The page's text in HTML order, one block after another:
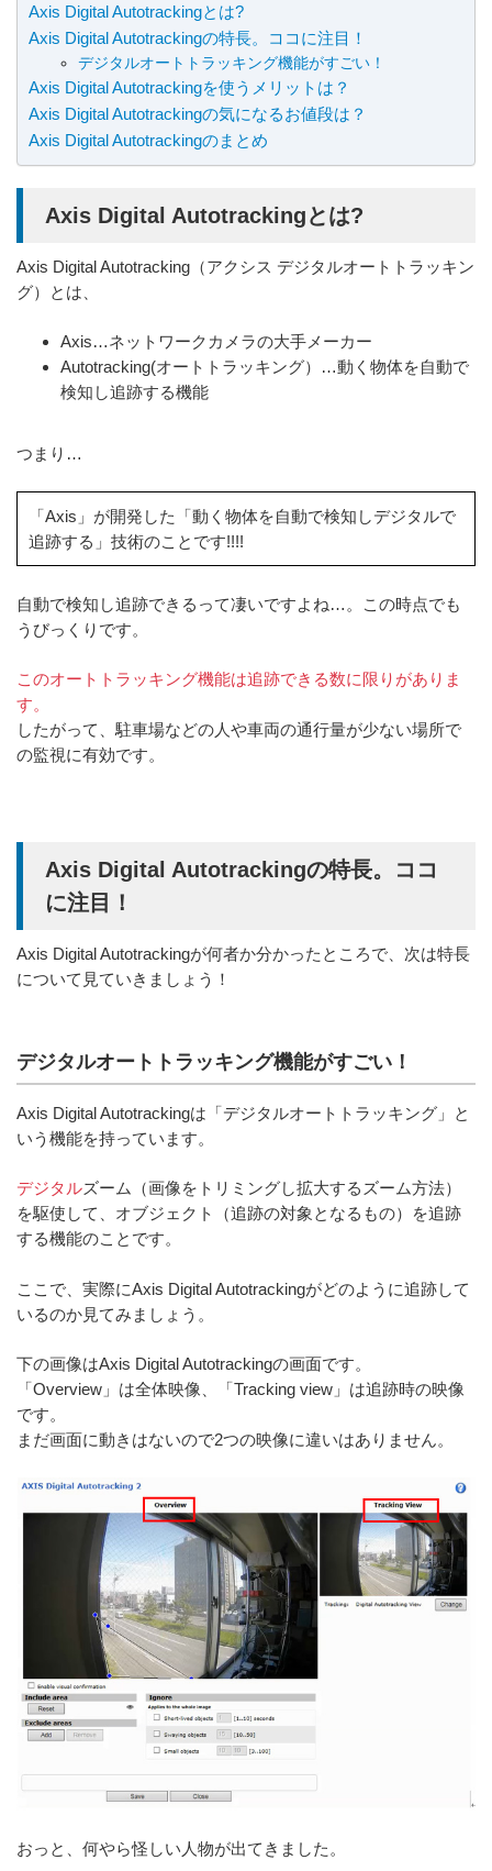
Axis Digital Autotrackingとは?
Axis Digital Autotrackingの特長。ココに注目！
デジタルオートトラッキング機能がすごい！
Axis Digital Autotrackingを使うメリットは？
Axis Digital Autotrackingの気になるお値段は？
Axis Digital Autotrackingのまとめ
Axis Digital Autotrackingとは?
Axis Digital Autotracking（アクシス デジタルオートトラッキン
グ）とは、
Axis…ネットワークカメラの大手メーカー
Autotracking(オートトラッキング）…動く物体を自動で
検知し追跡する機能
つまり…
「Axis」が開発した「動く物体を自動で検知しデジタルで
追跡する」技術のことです!!!!
自動で検知し追跡できるって凄いですよね…。この時点でも
うびっくりです。
このオートトラッキング機能は追跡できる数に限りがありま
す。
したがって、駐車場などの人や車両の通行量が少ない場所で
の監視に有効です。
Axis Digital Autotrackingの特長。ココ
に注目！
Axis Digital Autotrackingが何者か分かったところで、次は特長
について見ていきましょう！
デジタルオートトラッキング機能がすごい！
Axis Digital Autotrackingは「デジタルオートトラッキング」と
いう機能を持っています。
デジタルズーム（画像をトリミングし拡大するズーム方法）
を駆使して、オブジェクト（追跡の対象となるもの）を追跡
する機能のことです。
ここで、実際にAxis Digital Autotrackingがどのように追跡して
いるのか見てみましょう。
下の画像はAxis Digital Autotrackingの画面です。
「Overview」は全体映像、「Tracking view」は追跡時の映像
です。
まだ画面に動きはないので2つの映像に違いはありません。
おっと、何やら怪しい人物が出てきました。